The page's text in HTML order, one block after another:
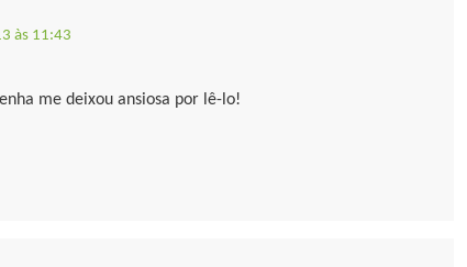
às 11:43
me deixou ansiosa por lê-lo!